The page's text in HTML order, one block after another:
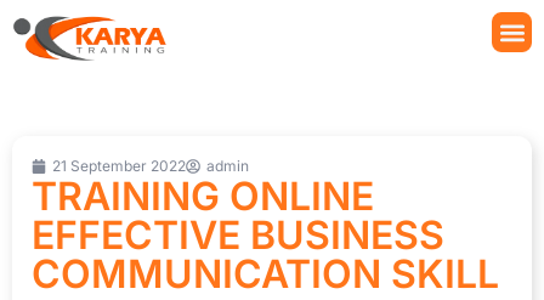
21 September 2022 admin
TRAINING ONLINE
EFFECTIVE BUSINESS
COMMUNICATION SKILL